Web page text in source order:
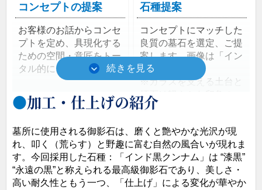
コンセプトの提案
お客様のお話からコンセ
プトを定め、具現化する
ための空間・意匠をトー
タル的にご提案します。
石種提案
コンセプトにマッチした
良質の墓石を選定、ご提
案します。画像は「イン
ド黒クンナム」
※ガラスを支える土台と
拝石は軽やかな印象の
「銀寿」
加工・仕上げの紹介
墓所に使用される御影石は、磨くと艶やかな光沢が現
れ、叩く（荒らす）と野趣に富む自然の風合いが現れま
す。今回採用した石種：「インド黒クンナム」は “漆黒”
“永遠の黒”と称えられる最高級御影石であり、美しさ・
高い耐久性ともう一つ、「仕上げ」による変化が華やか